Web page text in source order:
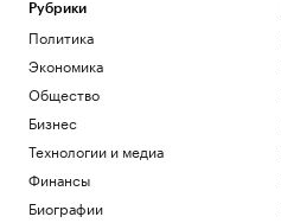
Рубрики
Политика
Экономика
Общество
Бизнес
Технологии и медиа
Финансы
Биографии